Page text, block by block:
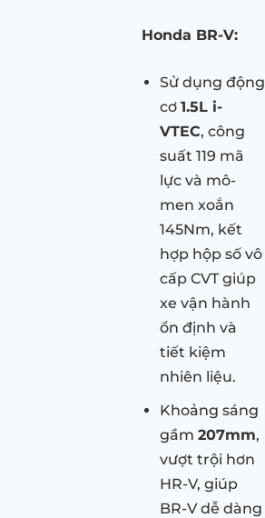
Honda BR-V:
Sử dụng động
cơ 1.5L i-
VTEC, công
suất 119 mã
lực và mô-
men xoắn
145Nm, kết
hợp hộp số vô
cấp CVT giúp
xe vận hành
ổn định và
tiết kiệm
nhiên liệu.
Khoảng sáng
gầm 207mm,
vượt trội hơn
HR-V, giúp
BR-V dễ dàng